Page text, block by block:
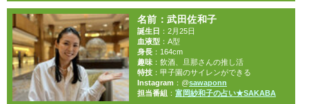
名前 ：武田佐和子
誕生日 ：2月25日
血液型：A型
身長：164cm
趣味：飲酒、旦那さんの推し活
特技：甲子園のサイレンができる
Instagram ：@sawaponn
担当番組 ： 富岡紗和子の占い★SAKABA